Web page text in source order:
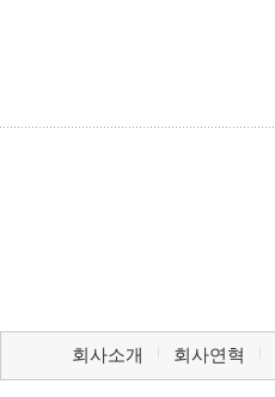
회사소개 회사연혁